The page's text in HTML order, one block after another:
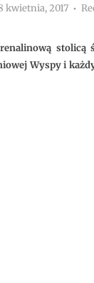
kwietnia, 2017
Wyspy i